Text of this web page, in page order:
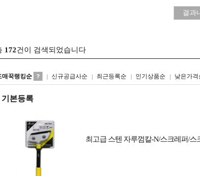
172건이 검색되었습니다
매꾹랭킹순 신규공급사순 최근등록순 인기상품순 낮은가격
리스트형갤러리형
기본등록
최고급 스텐 자루껌칼-N/스크레퍼/스